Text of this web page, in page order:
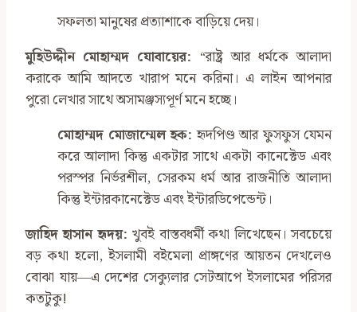
সফলতা মানুষের প্রত্যাশাকে বাড়িয়ে দেয়।
মুহিউদ্দীন মোহাম্মদ যোবায়ের: ‍“রাষ্ট্র আর ধর্মকে আলাদা
করাকে আমি আদতে খারাপ মনে করিনা। এ লাইন আপনার
পুরো লেখার সাথে অসামঞ্জস্যপূর্ণ মনে হচ্ছে।
মোহাম্মদ মোজাম্মেল হক: হৃদপিণ্ড আর ফুসফুস যেমন
করে আলাদা কিন্তু একটার সাথে একটা কানেক্টেড এবং
পরস্পর নির্ভরশীল, সেরকম ধর্ম আর রাজনীতি আলাদা
কিন্তু ইন্টারকানেক্টেড এবং ইন্টারডিপেন্ডেন্ট।
জাহিদ হাসান হৃদয়: খুবই বাস্তবধর্মী কথা লিখেছেন। সবচেয়ে
বড় কথা হলো, ইসলামী বইমেলা প্রাঙ্গণের আয়তন দেখলেও
বোঝা যায়—এ দেশের সেক্যুলার সেটআপে ইসলামের পরিসর
কতটুকু!